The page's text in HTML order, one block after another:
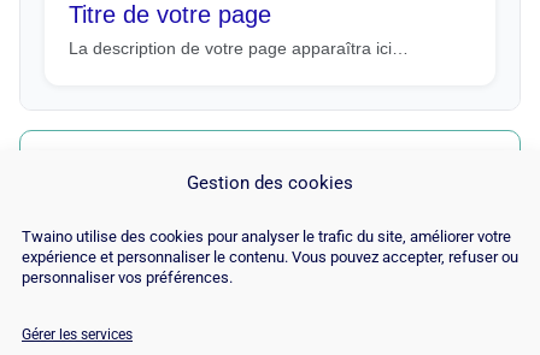
Gestion des cookies
Twaino utilise des cookies pour analyser le trafic du site, améliorer votre
expérience et personnaliser le contenu. Vous pouvez accepter, refuser ou
personnaliser vos préférences.
Gérer les services
Titre de votre page
La description de votre page apparaîtra ici…
© Copyright 2026 |